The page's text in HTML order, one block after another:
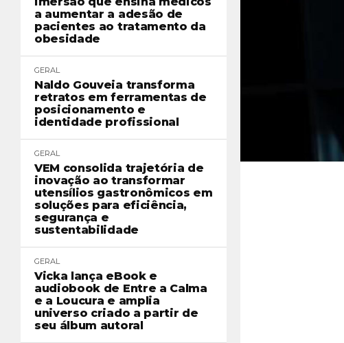
a aumentar a adesão de
pacientes ao tratamento da
obesidade
GERAL
Naldo Gouveia transforma
retratos em ferramentas de
posicionamento e
identidade profissional
GERAL
VEM consolida trajetória de
inovação ao transformar
utensílios gastronômicos em
soluções para eficiência,
segurança e
sustentabilidade
GERAL
Vicka lança eBook e
audiobook de Entre a Calma
e a Loucura e amplia
universo criado a partir de
seu álbum autoral